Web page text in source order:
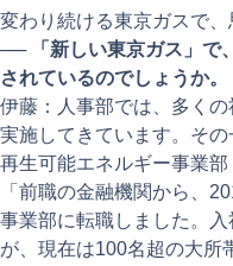
変わり続ける東京ガスで、
──
「新しい東京ガス」
されているのでしょうか。
伊藤：人事部では、多く
実施してきています。その
再生可能エネルギー事業
「前職の金融機関から、
事業部に転職しました。
が、現在は100名超の大所